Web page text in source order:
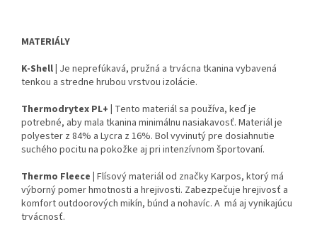
MATERIÁLY
K-Shell | Je neprefúkavá, pružná a trvácna tkanina vybavená
tenkou a stredne hrubou vrstvou izolácie.
Thermodrytex PL+ | Tento materiál sa používa, keď je
potrebné, aby mala tkanina minimálnu nasiakavosť. Materiál je
polyester z 84% a Lycra z 16%. Bol vyvinutý pre dosiahnutie
suchého pocitu na pokožke aj pri intenzívnom športovaní.
Thermo Fleece | Flísový materiál od značky Karpos, ktorý má
výborný pomer hmotnosti a hrejivosti. Zabezpečuje hrejivosť a
komfort outdoorových mikín, búnd a nohavíc. A má aj vynikajúcu
trvácnosť.